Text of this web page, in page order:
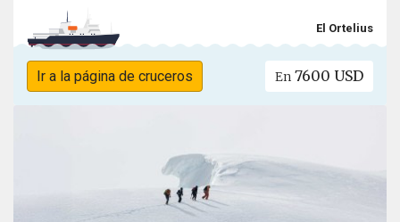
El Ortelius
Ir a la página de cruceros En 7600 USD